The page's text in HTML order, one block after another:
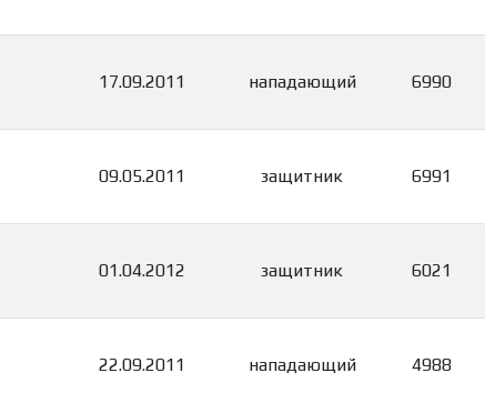
17.09.2011 нападающий 6990
09.05.2011 защитник 6991
01.04.2012 защитник 6021
22.09.2011 нападающий 4988